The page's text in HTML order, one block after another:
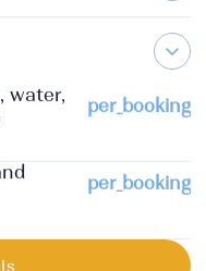
water,
per_booking
per_booking